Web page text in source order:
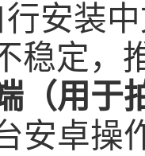
安装
稳定，
（用于
安卓操